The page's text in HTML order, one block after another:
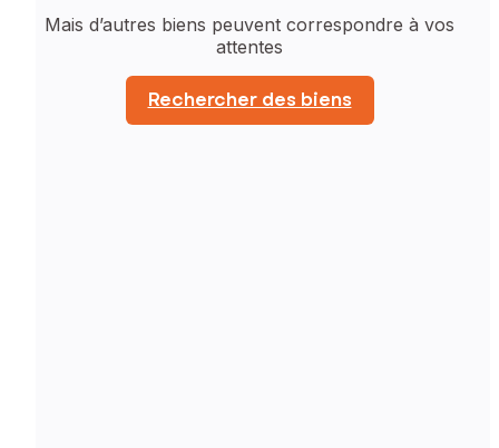
Mais d’autres biens peuvent correspondre à vos
attentes
Rechercher des biens